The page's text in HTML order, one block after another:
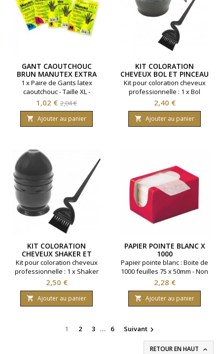
GANT CAOUTCHOUC
BRUN MANUTEX EXTRA
LARGE 9/9.5 XL PAR 2
1 x Paire de Gants latex
caoutchouc - Taille XL -
Réutilisables, ambidextres et
non poudrés
Prix
1,02 € Prix
de
base
2,04 €
 Ajouter au panier
KIT COLORATION
CHEVEUX BOL ET PINCEAU
Kit pour coloration cheveux
professionnelle : 1 x Bol
stabol gradué diamètre 135
millimètres. 1 x Pinceau
coloration
ergonomique.Coloris noir.
Prix
2,40 €
 Ajouter au panier
KIT COLORATION
CHEVEUX SHAKER ET
PINCEAU
Kit pour coloration cheveux
professionnelle : 1 x Shaker
capacité 260 millilitres. 1 x
Pinceau coloration
ergonomique.Coloris noir.
Prix
2,50 €
 Ajouter au panier
PAPIER POINTE BLANC X
1000
Papier pointe blanc : Boite de
1000 feuilles 75 x 50mm - Non
tissé.
Prix
2,28 €
 Ajouter au panier
1 2 3 … 6 Suivant
RETOUR EN HAUT 